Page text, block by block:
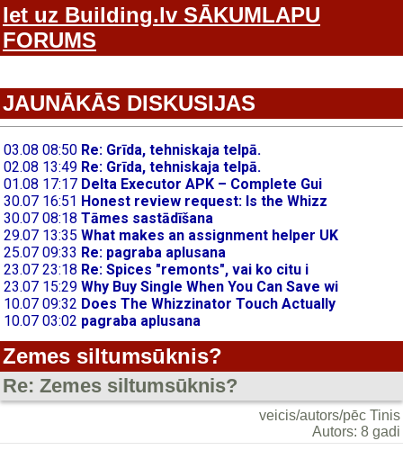
Iet uz Building.lv SĀKUMLAPU
FORUMS
JAUNĀKĀS DISKUSIJAS
Zemes siltumsūknis?
Re: Zemes siltumsūknis?
veicis/autors/pēc Tinis
Autors: 8 gadi